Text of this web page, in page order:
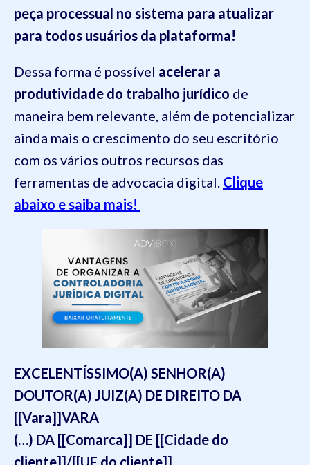
peça processual no sistema para atualizar
para todos usuários da plataforma!
Dessa forma é possível acelerar a
produtividade do trabalho jurídico de
maneira bem relevante, além de potencializar
ainda mais o crescimento do seu escritório
com os vários outros recursos das
ferramentas de advocacia digital. Clique
abaixo e saiba mais!
EXCELENTÍSSIMO(A) SENHOR(A)
DOUTOR(A) JUIZ(A) DE DIREITO DA
[[Vara]]VARA
(…) DA [[Comarca]] DE [[Cidade do
cliente]]/[[UF do cliente]].